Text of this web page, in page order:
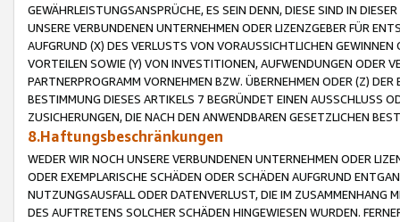
GEWÄHRLEISTUNGSANSPRÜCHE, ES SEIN DENN, DIESE SIND IN
UNSERE VERBUNDENEN UNTERNEHMEN ODER LIZENZGEBER FÜR
AUFGRUND (X) DES VERLUSTS VON VORAUSSICHTLICHEN
VORTEILEN SOWIE (Y) VON INVESTITIONEN, AUFWENDUNGEN ODER
PARTNERPROGRAMM VORNEHMEN BZW. ÜBERNEHMEN ODER (Z)
BESTIMMUNG DIESES ARTIKELS 7 BEGRÜNDET EINEN AUSSCHLUSS
ZUSICHERUNGEN, DIE NACH DEN ANWENDBAREN GESETZLICHEN
8.Haftungsbeschränkungen
WEDER WIR NOCH UNSERE VERBUNDENEN UNTERNEHMEN ODER
ODER EXEMPLARISCHE SCHÄDEN ODER SCHÄDEN AUFGRUND
NUTZUNGSAUSFALL ODER DATENVERLUST, DIE IM ZUSAMMENHANG
DES AUFTRETENS SOLCHER SCHÄDEN HINGEWIESEN WURDEN.